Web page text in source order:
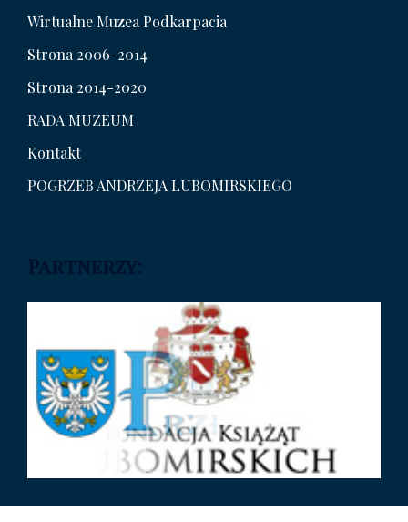
Wirtualne Muzea Podkarpacia
Strona 2006-2014
Strona 2014-2020
RADA MUZEUM
Kontakt
POGRZEB ANDRZEJA LUBOMIRSKIEGO
Partnerzy: